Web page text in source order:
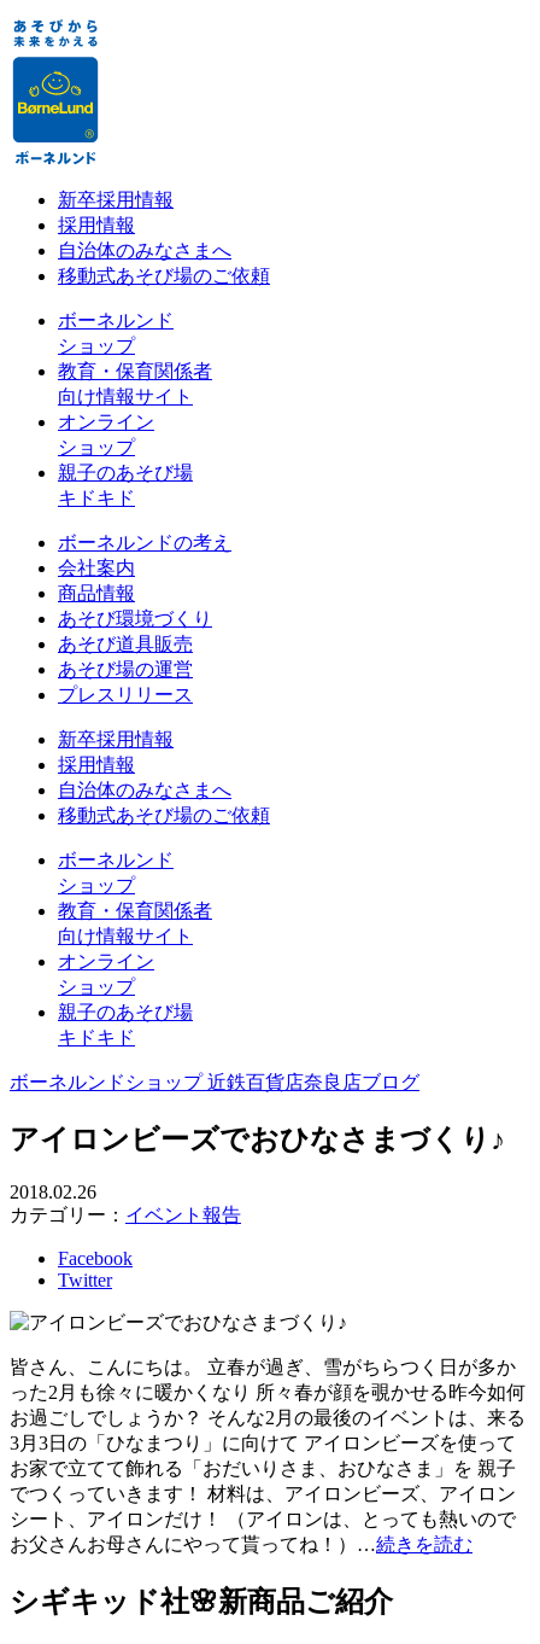
新卒採用情報
採用情報
自治体のみなさまへ
移動式あそび場のご依頼
ボーネルンド
ショップ
教育・保育関係者
向け情報サイト
オンライン
ショップ
親子のあそび場
キドキド
ボーネルンドの考え
会社案内
商品情報
あそび環境づくり
あそび道具販売
あそび場の運営
プレスリリース
新卒採用情報
採用情報
自治体のみなさまへ
移動式あそび場のご依頼
ボーネルンド
ショップ
教育・保育関係者
向け情報サイト
オンライン
ショップ
親子のあそび場
キドキド
ボーネルンドショップ 近鉄百貨店奈良店ブログ
アイロンビーズでおひなさまづくり♪
2018.02.26
カテゴリー： イベント報告
Facebook
Twitter
皆さん、こんにちは。 立春が過ぎ、雪がちらつく日が多か
った2月も徐々に暖かくなり 所々春が顔を覗かせる昨今如何
お過ごしでしょうか？ そんな2月の最後のイベントは、来る
3月3日の「ひなまつり」に向けて アイロンビーズを使って
お家で立てて飾れる「おだいりさま、おひなさま」を 親子
でつくっていきます！ 材料は、アイロンビーズ、アイロン
シート、アイロンだけ！ （アイロンは、とっても熱いので
お父さんお母さんにやって貰ってね！）…続きを読む
シギキッド社🌸新商品ご紹介